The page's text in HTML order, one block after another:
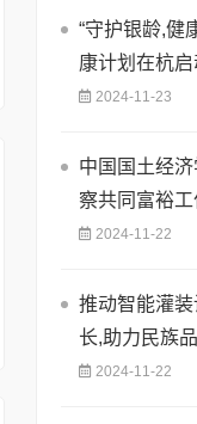
“守护银龄,健
康计划在杭启
2024-11-23
中国国土经
察共同富裕
2024-11-22
推动智能灌装
长,助力民族
2024-11-22